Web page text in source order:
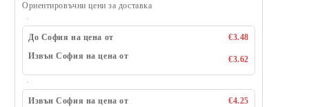
Ориентировъчни цени за доставка
До София на цена от
€3.48
Извън София на цена от
€3.62
Извън София на цена от
€4.25